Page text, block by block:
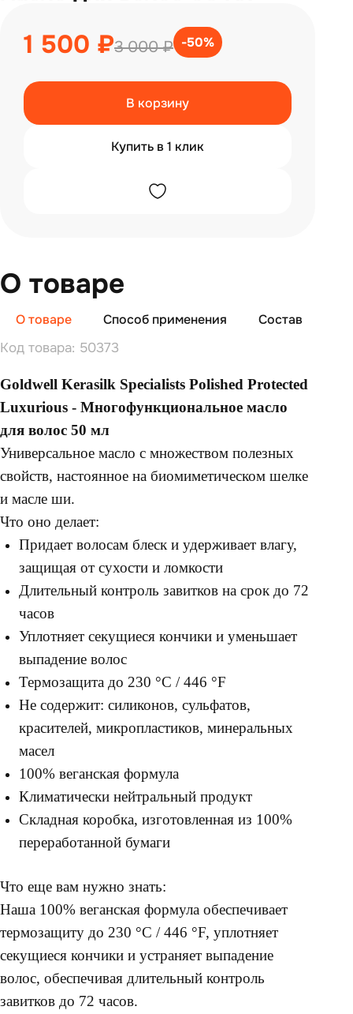
1 500 ₽3 000 ₽ -50%
В корзину
Купить в 1 клик
О товаре
О товаре Способ применения Состав
Код товара: 50373
Goldwell Kerasilk Specialists Polished Protected
Luxurious - Многофункциональное масло
для волос 50 мл
Универсальное масло с множеством полезных
свойств, настоянное на биомиметическом шелке
и масле ши.
Что оно делает:
Придает волосам блеск и удерживает влагу,
защищая от сухости и ломкости
Длительный контроль завитков на срок до 72
часов
Уплотняет секущиеся кончики и уменьшает
выпадение волос
Термозащита до 230 °C / 446 °F
Не содержит: силиконов, сульфатов,
красителей, микропластиков, минеральных
масел
100% веганская формула
Климатически нейтральный продукт
Складная коробка, изготовленная из 100%
переработанной бумаги
Что еще вам нужно знать:
Наша 100% веганская формула обеспечивает
термозащиту до 230 °C / 446 °F, уплотняет
секущиеся кончики и устраняет выпадение
волос, обеспечивая длительный контроль
завитков до 72 часов.